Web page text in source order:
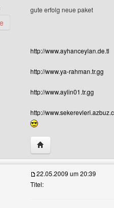
Benutzer-Profile anzeigen
gute erfolg neue paket
http://www.ayhanceylan.de.tl
http://www.ya-rahman.tr.gg
http://www.aylin01.tr.gg
http://
Website dieses
22.05.2009 um 20:39
Titel: